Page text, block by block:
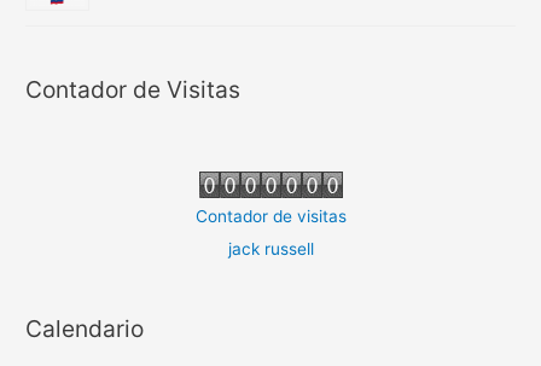
Contador de Visitas
Contador de visitas
jack russell
Calendario